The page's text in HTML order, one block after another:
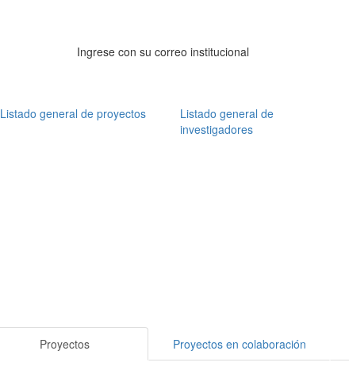
Ingrese con su correo institucional
Listado general de proyectos
Listado general de
investigadores
Proyectos Proyectos en colaboración